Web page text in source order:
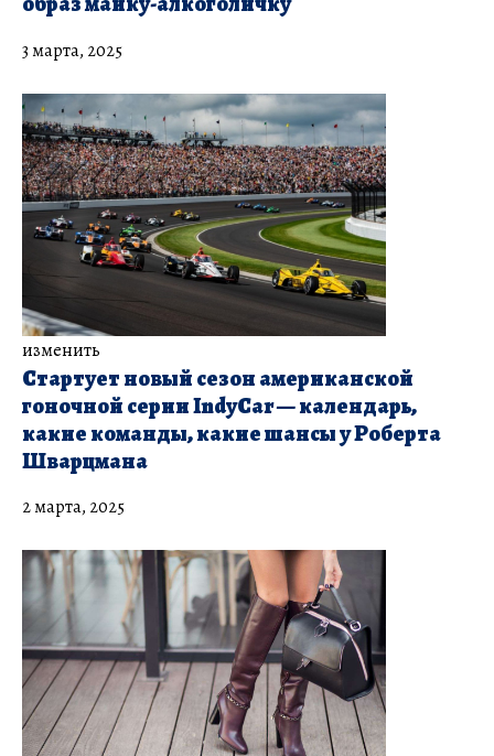
3 марта, 2025
изменить
Стартует новый сезон американской
гоночной серии IndyCar — календарь,
какие команды, какие шансы у Роберта
Шварцмана
2 марта, 2025